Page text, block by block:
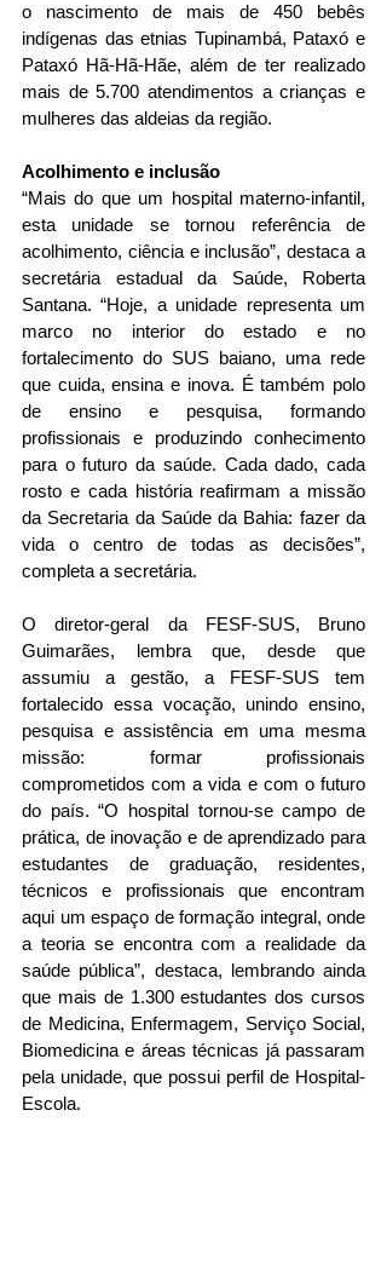
o nascimento de mais de 450 bebês
indígenas das etnias Tupinambá, Pataxó e
Pataxó Hã-Hã-Hãe, além de ter realizado
mais de 5.700 atendimentos a crianças e
mulheres das aldeias da região.
Acolhimento e inclusão
“Mais do que um hospital materno-infantil,
esta unidade se tornou referência de
acolhimento, ciência e inclusão”, destaca a
secretária estadual da Saúde, Roberta
Santana. “Hoje, a unidade representa um
marco no interior do estado e no
fortalecimento do SUS baiano, uma rede
que cuida, ensina e inova. É também polo
de ensino e pesquisa, formando
profissionais e produzindo conhecimento
para o futuro da saúde. Cada dado, cada
rosto e cada história reafirmam a missão
da Secretaria da Saúde da Bahia: fazer da
vida o centro de todas as decisões”,
completa a secretária.
O diretor-geral da FESF-SUS, Bruno
Guimarães, lembra que, desde que
assumiu a gestão, a FESF-SUS tem
fortalecido essa vocação, unindo ensino,
pesquisa e assistência em uma mesma
missão: formar profissionais
comprometidos com a vida e com o futuro
do país. “O hospital tornou-se campo de
prática, de inovação e de aprendizado para
estudantes de graduação, residentes,
técnicos e profissionais que encontram
aqui um espaço de formação integral, onde
a teoria se encontra com a realidade da
saúde pública”, destaca, lembrando ainda
que mais de 1.300 estudantes dos cursos
de Medicina, Enfermagem, Serviço Social,
Biomedicina e áreas técnicas já passaram
pela unidade, que possui perfil de Hospital-
Escola.